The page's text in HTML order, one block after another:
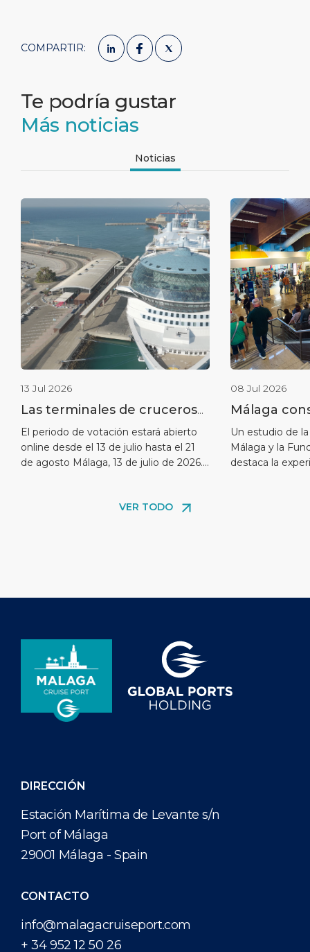
COMPARTIR:
Te podría gustar
Más noticias
Noticias
13 Jul 2026
Las terminales de cruceros
del puerto de Málaga
nominadas en los World
Cruise Awards
El periodo de votación estará abierto
online desde el 13 de julio hasta el 21
de agosto Málaga, 13 de julio de 2026.-
—el mayor operador independiente de
08 Jul 2026
Málaga
liderazgo
cruceros
reputación
Un estudio de
Málaga y la
destaca la
VER TODO
DIRECCIÓN
Estación Marítima de Levante s/n
Port of Málaga
29001 Málaga - Spain
CONTACTO
info@malagacruiseport.com
+ 34 952 12 50 26